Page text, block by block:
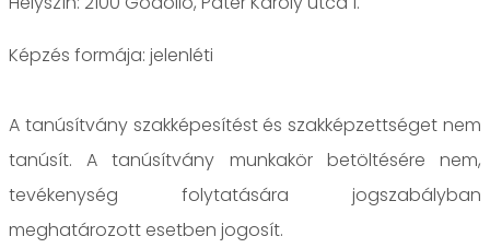
jelenléti
A tanúsítvány szakképesítést és szakképzettséget nem
tanúsít. A tanúsítvány munkakör betöltésére nem,
tevékenység folytatására jogszabályban
meghatározott esetben jogosít.